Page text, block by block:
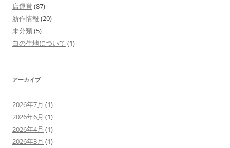
店運営(87)
新作情報 (20)
未分類(5)
白の生地について (1)
アーカイブ
2026年7月 (1)
2026年6月 (1)
2026年4月 (1)
2026年3月 (1)